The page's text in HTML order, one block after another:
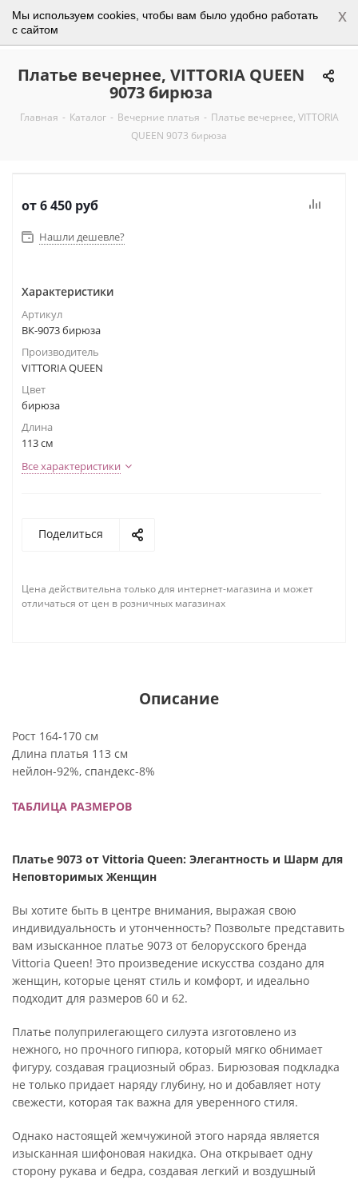
Мы используем cookies, чтобы вам было удобно работать
с сайтом
x
0
Платье вечернее, VITTORIA QUEEN
9073 бирюза
Главная - Каталог - Вечерние платья - Платье вечернее, VITTORIA
QUEEN 9073 бирюза
от6 450 руб
Нашли дешевле?
Характеристики
Артикул
ВК-9073 бирюза
Производитель
VITTORIA QUEEN
Цвет
бирюза
Длина
113 см
Все характеристики
Поделиться
Цена действительна только для интернет-магазина и может
отличаться от цен в розничных магазинах
Описание
Рост 164-170 см
Длина платья 113 см
нейлон-92%, спандекс-8%
ТАБЛИЦА РАЗМЕРОВ
Платье 9073 от Vittoria Queen: Элегантность и Шарм для
Неповторимых Женщин
Вы хотите быть в центре внимания, выражая свою
индивидуальность и утонченность? Позвольте представить
вам изысканное платье 9073 от белорусского бренда
Vittoria Queen! Это произведение искусства создано для
женщин, которые ценят стиль и комфорт, и идеально
подходит для размеров 60 и 62.
Платье полуприлегающего силуэта изготовлено из
нежного, но прочного гипюра, который мягко обнимает
фигуру, создавая грациозный образ. Бирюзовая подкладка
не только придает наряду глубину, но и добавляет ноту
свежести, которая так важна для уверенного стиля.
Однако настоящей жемчужиной этого наряда является
изысканная шифоновая накидка. Она открывает одну
сторону рукава и бедра, создавая легкий и воздушный